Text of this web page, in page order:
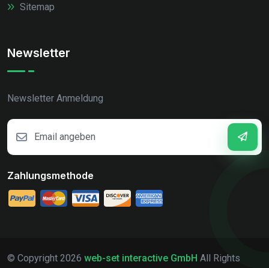
Sitemap
Newsletter
Newsletter Anmeldung
Zahlungsmethode
© Copyright 2026 web-set interactive GmbH All Rights